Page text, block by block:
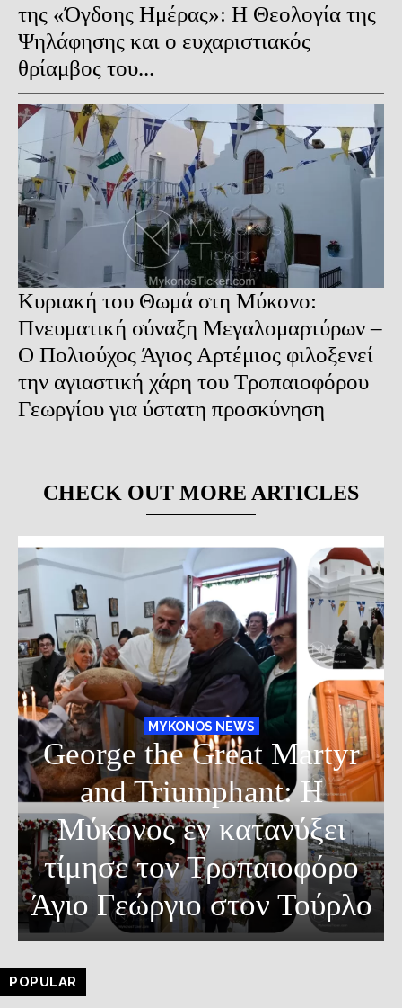
της «Όγδοης Ημέρας»: Η Θεολογία της
Ψηλάφησης και ο ευχαριστιακός
θρίαμβος του...
Κυριακή του Θωμά στη Μύκονο:
Πνευματική σύναξη Μεγαλομαρτύρων –
Ο Πολιούχος Άγιος Αρτέμιος φιλοξενεί
την αγιαστική χάρη του Τροπαιοφόρου
Γεωργίου για ύστατη προσκύνηση
CHECK OUT MORE ARTICLES
MYKONOS NEWS
George the Great Martyr
and Triumphant: Η
Μύκονος εν κατανύξει
τίμησε τον Τροπαιοφόρο
Άγιο Γεώργιο στον Τούρλο
POPULAR